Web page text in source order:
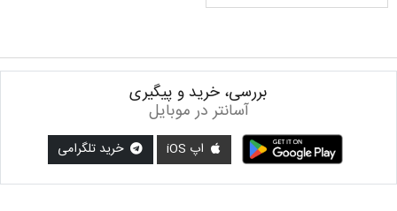
بررسی، خرید و پیگیری
آسانتر در موبایل
اپ iOS خرید تلگرامی